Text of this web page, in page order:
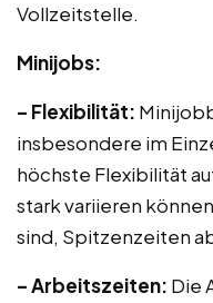
Vollzeitstelle.
Minijobs:
– Flexibilität:
insbesondere im
höchste Flexibilität
stark variieren
sind, Spitzenzeiten
– Arbeitszeiten: Die